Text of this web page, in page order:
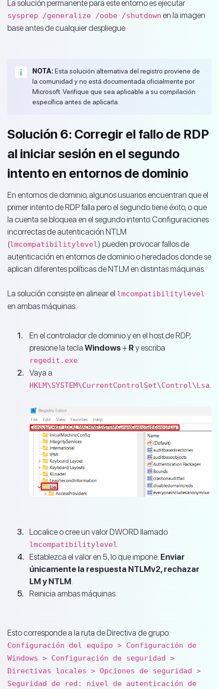
La solución permanente para este entorno es ejecutar
sysprep /generalize /oobe /shutdown en la imagen
base antes de cualquier despliegue.
NOTA: Esta solución alternativa del registro proviene de
la comunidad y no está documentada oficialmente por
Microsoft. Verifique que sea aplicable a su compilación
específica antes de aplicarla.
Solución 6: Corregir el fallo de RDP
al iniciar sesión en el segundo
intento en entornos de dominio
En entornos de dominio, algunos usuarios encuentran que el
primer intento de RDP falla pero el segundo tiene éxito, o que
la cuenta se bloquea en el segundo intento. Configuraciones
incorrectas de autenticación NTLM
(lmcompatibilitylevel) pueden provocar fallos de
autenticación en entornos de dominio o heredados donde se
aplican diferentes políticas de NTLM en distintas máquinas.
La solución consiste en alinear el lmcompatibilitylevel
en ambas máquinas:
En el controlador de dominio y en el host de RDP,
presione la tecla Windows + R y escriba
regedit.exe
Vaya a
HKLM\SYSTEM\CurrentControlSet\Control\Lsa
Localice o cree un valor DWORD llamado
lmcompatibilitylevel.
Establezca el valor en 5, lo que impone: Enviar
únicamente la respuesta NTLMv2, rechazar
LM y NTLM.
Reinicia ambas máquinas.
Esto corresponde a la ruta de Directiva de grupo:
Configuración del equipo > Configuración de
Windows > Configuración de seguridad >
Directivas locales > Opciones de seguridad >
Seguridad de red: nivel de autenticación de